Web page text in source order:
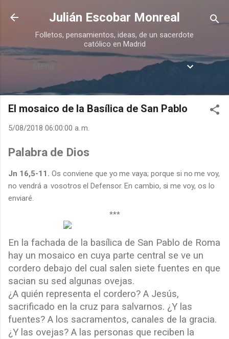
Ir al contenido principal
Julián Escobar Monreal
Folletos, pensamientos, ideas, de un sacerdote
católico en Madrid
Menú
El mosaico de la Basílica de San Pablo
5/08/2018 06:00:00 a. m.
Palabra de Dios
Jn 16,5-11. Os conviene que yo mevaya; porque si no mevoy,
no vendrá a vosotros el Defensor. En cambio, si me voy, os lo
enviaré.
***
En la fachada de la basílica de San Pablo de Roma
hay un mosaico en cuya parte central se ve un
cordero debajo del cual salen siete fuentes en que
sacian su sed algunas ovejas.
¿A quién representa el cordero? A Jesús,
sacrificado en la cruz para salvarnos. ¿Y las
fuentes? A los sacramentos, canales de la gracia.
¿Y las ovejas? A las personas que reciben la